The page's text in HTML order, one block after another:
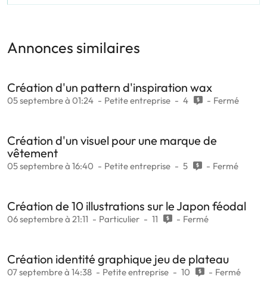
Annonces similaires
Création d'un pattern d'inspiration wax
05 septembre à 01:24 Petite entreprise 4 Fermé
Création d'un visuel pour une marque de
vêtement
05 septembre à 16:40 Petite entreprise 5 Fermé
Création de 10 illustrations sur le Japon féodal
06 septembre à 21:11 Particulier 11 Fermé
Création identité graphique jeu de plateau
07 septembre à 14:38 Petite entreprise 10 Fermé